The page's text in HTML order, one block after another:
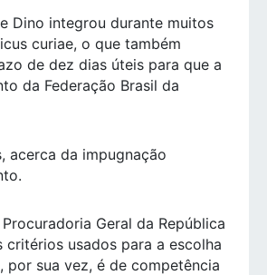
Dino integrou durante muitos
curiae, o que também
de dez dias úteis para que a
da Federação Brasil da
acerca da impugnação
Geral da República
usados para a escolha
por sua vez, é de competência